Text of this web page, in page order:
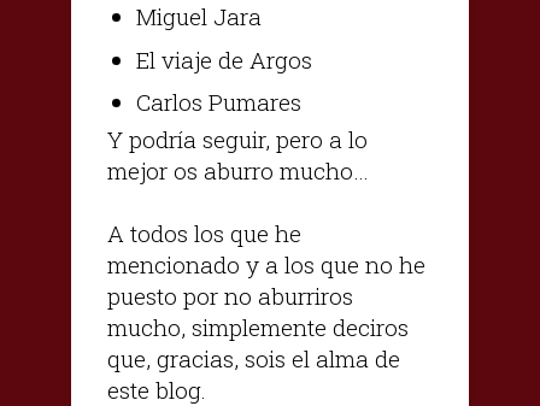
Miguel Jara
El viaje de Argos
Carlos Pumares
Y podría seguir, pero a lo
mejor os aburro mucho…
A todos los que he
mencionado y a los que no he
puesto por no aburriros
mucho, simplemente deciros
que, gracias, sois el alma de
este blog.